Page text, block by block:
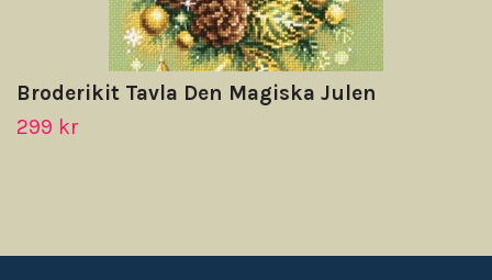
Broderikit Tavla Den Magiska Julen
299 kr